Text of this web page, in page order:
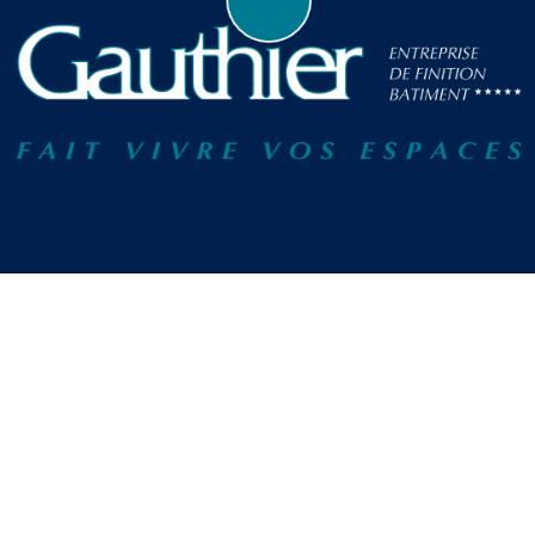
ADRESSE
3, Rue Jean-Baptiste
ZA des Montées
Tél. 02 38 56 56 10
Panneau de gestion des cookies